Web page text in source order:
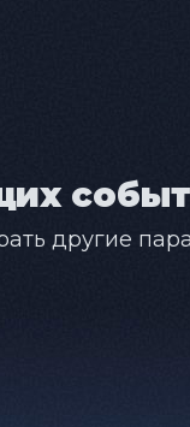
другие